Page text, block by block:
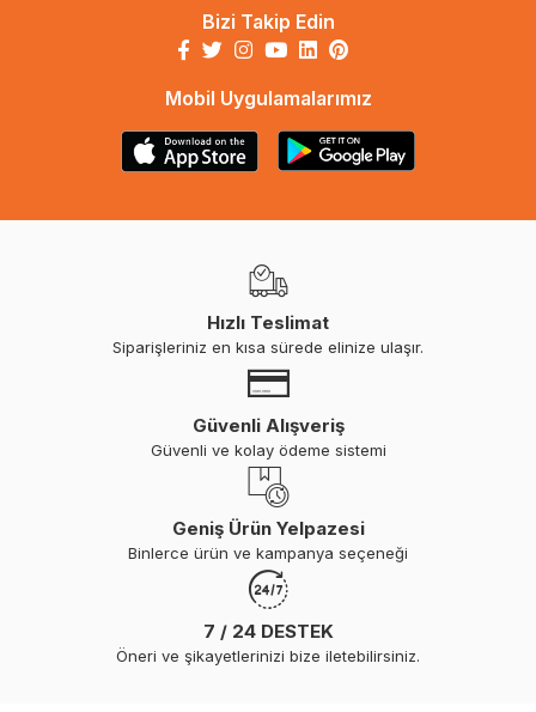
Bizi Takip Edin
Mobil Uygulamalarımız
Hızlı Teslimat
Siparişleriniz en kısa sürede elinize ulaşır.
Güvenli Alışveriş
Güvenli ve kolay ödeme sistemi
Geniş Ürün Yelpazesi
Binlerce ürün ve kampanya seçeneği
7 / 24 DESTEK
Öneri ve şikayetlerinizi bize iletebilirsiniz.